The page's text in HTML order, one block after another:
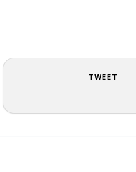
TWEET